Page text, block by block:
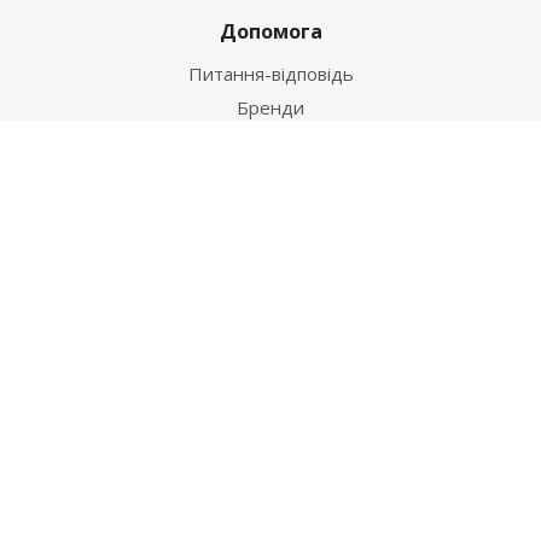
Допомога
Питання-відповідь
Бренди